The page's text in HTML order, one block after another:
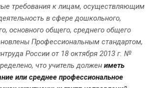
требования к лицам, осуществляющим
в сфере дошкольного,
основного общего, среднего общего
Профессиональным стандартом,
России от 18 октября 2013 г. №
что учитель должен иметь
или среднее профессиональное